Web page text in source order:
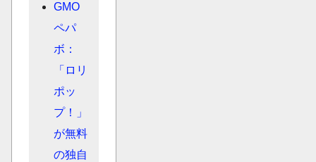
GMO
ペパ
ボ：
「ロリ
ポッ
プ！」
が無料
の独自